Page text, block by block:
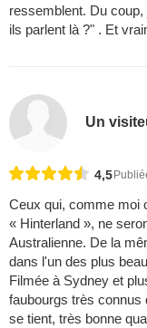
ressemblent. Du
ils parlent là ?" . Et
Un
4,5
Ceux qui, comme moi
« Hinterland », ne
Australienne. De la
dans l'un des plus
Filmée à Sydney et
faubourgs très connus
se tient, très bonne